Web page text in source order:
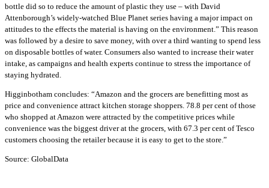
bottle did so to reduce the amount of plastic they use – with David
Attenborough’s widely-watched Blue Planet series having a major impact on
attitudes to the effects the material is having on the environment.” This reason
was followed by a desire to save money, with over a third wanting to spend less
on disposable bottles of water. Consumers also wanted to increase their water
intake, as campaigns and health experts continue to stress the importance of
staying hydrated.
Higginbotham concludes: “Amazon and the grocers are benefitting most as
price and convenience attract kitchen storage shoppers. 78.8 per cent of those
who shopped at Amazon were attracted by the competitive prices while
convenience was the biggest driver at the grocers, with 67.3 per cent of Tesco
customers choosing the retailer because it is easy to get to the store.”
Source: GlobalData